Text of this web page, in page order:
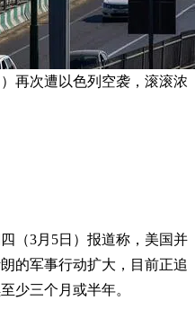
再次遭以色列空袭，滚滚浓
（3月5日）报道称，美国并
的军事行动扩大，目前正追
少三个月或半年。